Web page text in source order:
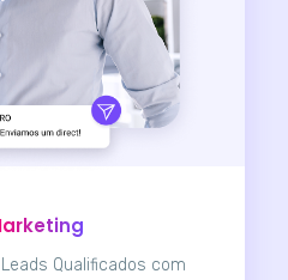
Qualificados com